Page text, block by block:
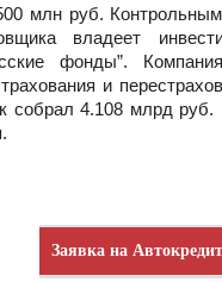
млн руб.
владеет
фонды”.
и
собрал 4.108 млрд руб.
Заявка на